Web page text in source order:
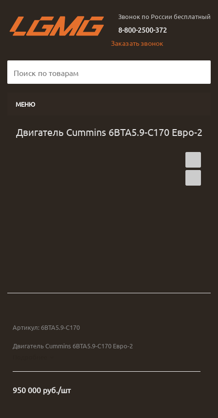
Звонок по России бесплатный
8-800-2500-372
Заказать звонок
МЕНЮ
Двигатель Cummins 6BTA5.9-C170 Евро-2
Артикул: 6BTA5.9-C170
Двигатель Cummins 6BTA5.9-C170 Евро-2
950 000 руб./шт